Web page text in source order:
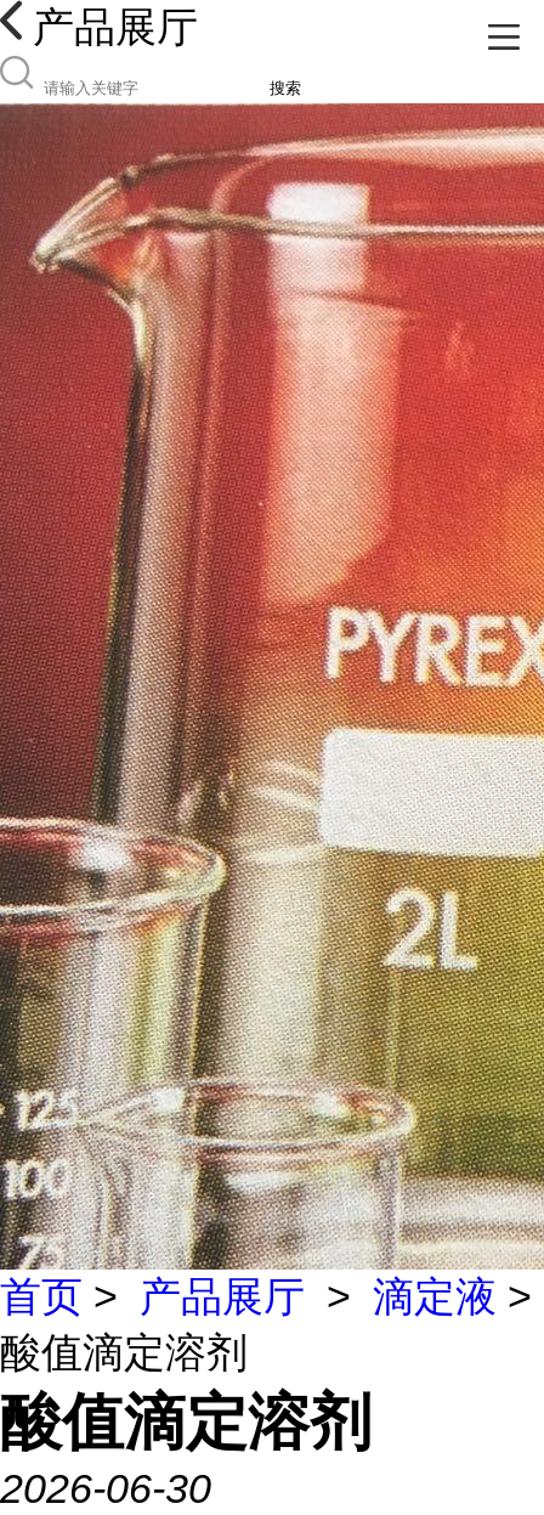
产品展厅
搜索
首页 > 产品展厅 > 滴定液 >
酸值滴定溶剂
酸值滴定溶剂
2026-06-30